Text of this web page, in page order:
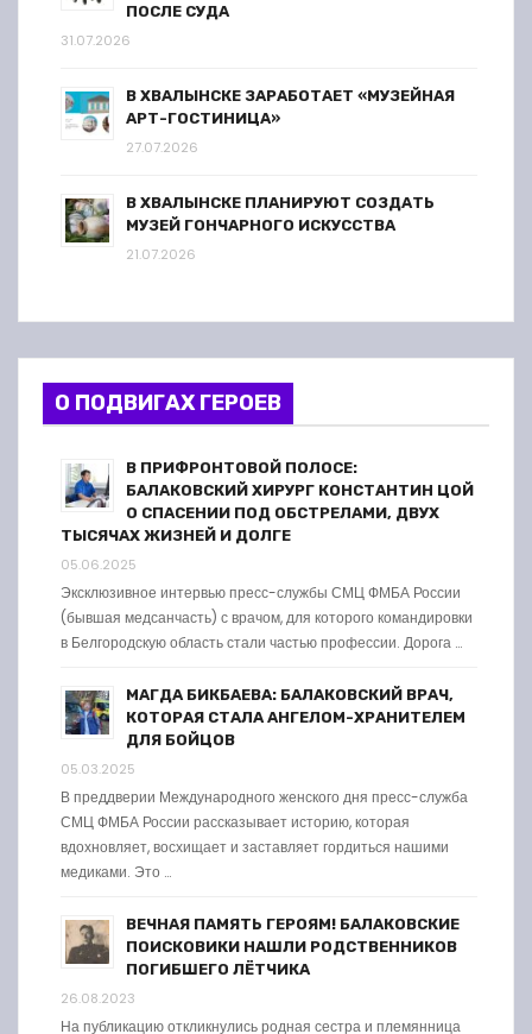
ПОСЛЕ СУДА
31.07.2026
В ХВАЛЫНСКЕ ЗАРАБОТАЕТ «МУЗЕЙНАЯ
АРТ-ГОСТИНИЦА»
27.07.2026
В ХВАЛЫНСКЕ ПЛАНИРУЮТ СОЗДАТЬ
МУЗЕЙ ГОНЧАРНОГО ИСКУССТВА
21.07.2026
О ПОДВИГАХ ГЕРОЕВ
В ПРИФРОНТОВОЙ ПОЛОСЕ:
БАЛАКОВСКИЙ ХИРУРГ КОНСТАНТИН ЦОЙ
О СПАСЕНИИ ПОД ОБСТРЕЛАМИ, ДВУХ
ТЫСЯЧАХ ЖИЗНЕЙ И ДОЛГЕ
05.06.2025
Эксклюзивное интервью пресс-службы СМЦ ФМБА России
(бывшая медсанчасть) с врачом, для которого командировки
в Белгородскую область стали частью профессии. Дорога …
МАГДА БИКБАЕВА: БАЛАКОВСКИЙ ВРАЧ,
КОТОРАЯ СТАЛА АНГЕЛОМ-ХРАНИТЕЛЕМ
ДЛЯ БОЙЦОВ
05.03.2025
В преддверии Международного женского дня пресс-служба
СМЦ ФМБА России рассказывает историю, которая
вдохновляет, восхищает и заставляет гордиться нашими
медиками. Это …
ВЕЧНАЯ ПАМЯТЬ ГЕРОЯМ! БАЛАКОВСКИЕ
ПОИСКОВИКИ НАШЛИ РОДСТВЕННИКОВ
ПОГИБШЕГО ЛЁТЧИКА
26.08.2023
На публикацию откликнулись родная сестра и племянница